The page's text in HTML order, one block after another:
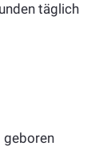
täglich
geboren